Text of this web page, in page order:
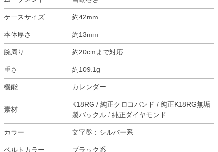
ケースサイズ 約42mm
本体厚さ 約13mm
腕周り 約20cmまで対応
重さ 約109.1g
機能 カレンダー
素材
K18RG / 純正クロコバンド / 純正K18RG無垢
製バックル / 純正ダイヤモンド
カラー 文字盤：シルバー系
ベルトカラー ブラック系